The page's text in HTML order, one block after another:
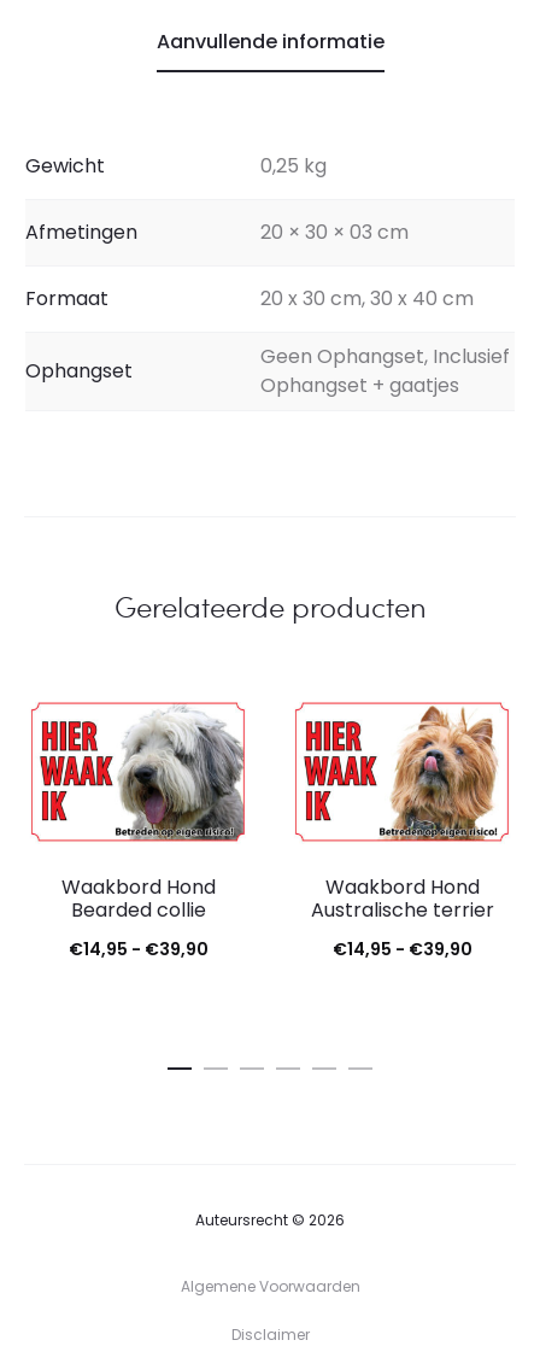
Aanvullende informatie
Gewicht 0,25 kg
Afmetingen 20 × 30 × 03 cm
Formaat 20 x 30 cm, 30 x 40 cm
Ophangset
Geen Ophangset, Inclusief
Ophangset + gaatjes
Gerelateerde producten
Waakbord Hond
Bearded collie
€14,95 - €39,90
Waakbord Hond
Australische terrier
€14,95 - €39,90
Auteursrecht © 2026
Algemene Voorwaarden
Disclaimer